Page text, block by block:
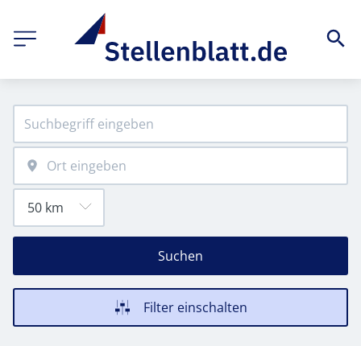
Suchen
Filter einschalten